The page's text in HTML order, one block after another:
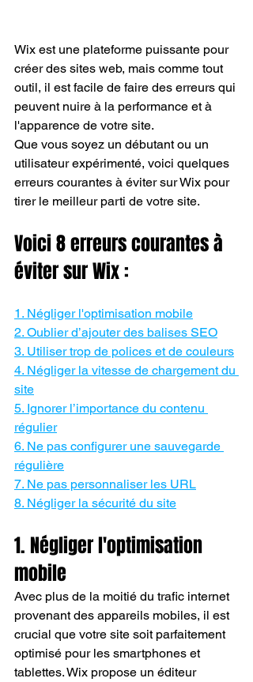
Wix est une plateforme puissante pour
créer des sites web, mais comme tout
outil, il est facile de faire des erreurs qui
peuvent nuire à la performance et à
l'apparence de votre site.
Que vous soyez un débutant ou un
utilisateur expérimenté, voici quelques
erreurs courantes à éviter sur Wix pour
tirer le meilleur parti de votre site.
Voici 8 erreurs courantes à
éviter sur Wix :
1. Négliger l'optimisation mobile
2. Oublier d’ajouter des balises SEO
3. Utiliser trop de polices et de couleurs
4. Négliger la vitesse de chargement du
site
5. Ignorer l’importance du contenu
régulier
6. Ne pas configurer une sauvegarde
régulière
7. Ne pas personnaliser les URL
8. Négliger la sécurité du site
1. Négliger l'optimisation
mobile
Avec plus de la moitié du trafic internet
provenant des appareils mobiles, il est
crucial que votre site soit parfaitement
optimisé pour les smartphones et
tablettes. Wix propose un éditeur